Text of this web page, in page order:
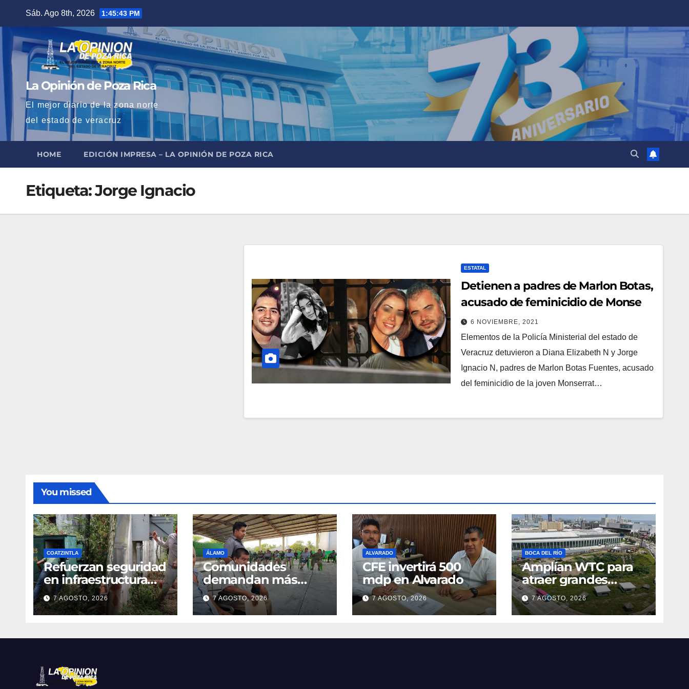
contenido
Sáb. Ago 8th, 2026 1:45:44 PM
La Opinión de Poza Rica
El mejor diario de la zona norte
del estado de veracruz
HOME EDICIÓN IMPRESA – LA OPINIÓN DE POZA RICA
Etiqueta:Jorge Ignacio
ESTATAL
Detienen a padres de Marlon Botas,
acusado de feminicidio de Monse
6 NOVIEMBRE, 2021
Elementos de la Policía Ministerial del estado de
Veracruz detuvieron a Diana Elizabeth N y Jorge
Ignacio N, padres de Marlon Botas Fuentes, acusado
del feminicidio de la joven Monserrat…
You missed
COATZINTLA
Refuerzan seguridad
en infraestructura
hidráulica
7 AGOSTO, 2026
ÁLAMO
Comunidades
demandan más
apoyo para
recuperar parcelas
7 AGOSTO, 2026
ALVARADO
CFE invertirá 500
mdp en Alvarado
7 AGOSTO, 2026
BOCA DEL RÍO
Amplían WTC para
atraer grandes
congresos
7 AGOSTO, 2026